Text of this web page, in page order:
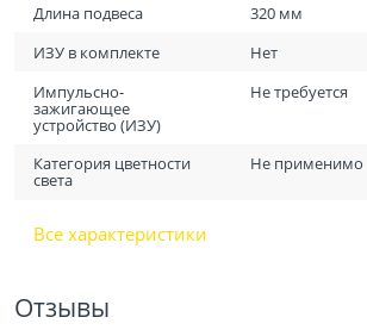
Длина подвеса
320 мм
ИЗУ в комплекте
Нет
Импульсно-
зажигающее
устройство (ИЗУ)
Не требуется
Категория цветности
света
Не применимо
Все характеристики
Отзывы